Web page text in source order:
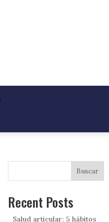
Buscar
Recent Posts
Salud articular: 5 hábitos